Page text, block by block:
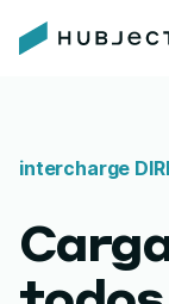
intercharge